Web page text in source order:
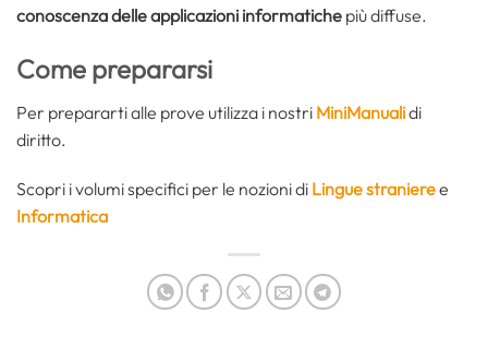
conoscenza delle applicazioni informatiche più diffuse.
Come prepararsi
Per prepararti alle prove utilizza i nostri MiniManualidi
diritto.
Scopri i volumi specifici per le nozioni di Lingue stranieree
Informatica